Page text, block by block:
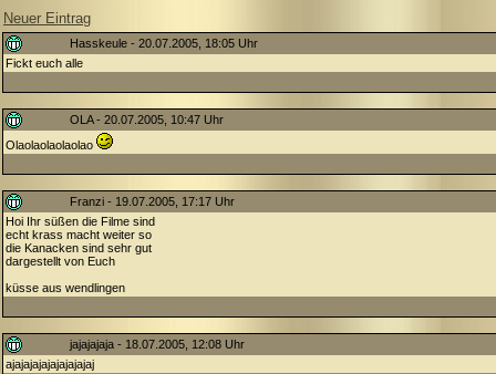
Neuer Eintrag
Hasskeule - 20.07.2005, 18:05 Uhr
Fickt euch alle
OLA - 20.07.2005, 10:47 Uhr
Olaolaolaolaolao
Franzi - 19.07.2005, 17:17 Uhr
Hoi Ihr süßen die Filme sind
echt krass macht weiter so
die Kanacken sind sehr gut
dargestellt von Euch
küsse aus wendlingen
jajajajaja - 18.07.2005, 12:08 Uhr
ajajajajajajajajajaj